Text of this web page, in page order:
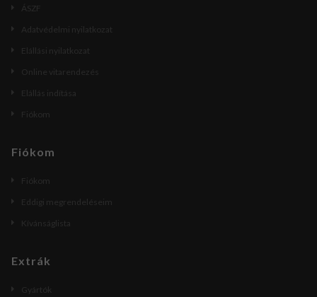
ÁSZF
Adatvédelmi nyilatkozat
Elállási nyilatkozat
Online vitarendezés
Elállás indítása
Fiókom
Fiókom
Fiókom
Eddigi megrendeléseim
Kívánságlista
Extrák
Gyártók